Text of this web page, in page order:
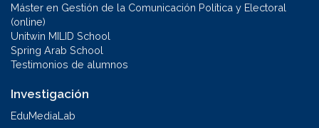
Máster en Gestión de la Comunicación Política y Electoral
(online)
Unitwin MILID School
Spring Arab School
Testimonios de alumnos
Investigación
EduMediaLab